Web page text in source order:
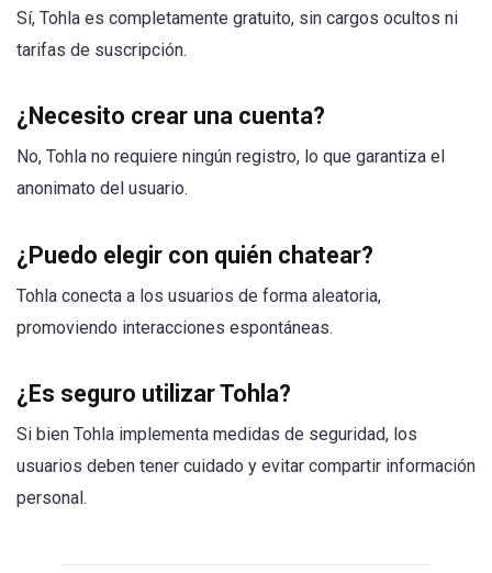
Sí, Tohla es completamente gratuito, sin cargos ocultos ni
tarifas de suscripción.
¿Necesito crear una cuenta?
No, Tohla no requiere ningún registro, lo que garantiza el
anonimato del usuario.
¿Puedo elegir con quién chatear?
Tohla conecta a los usuarios de forma aleatoria,
promoviendo interacciones espontáneas.
¿Es seguro utilizar Tohla?
Si bien Tohla implementa medidas de seguridad, los
usuarios deben tener cuidado y evitar compartir información
personal.